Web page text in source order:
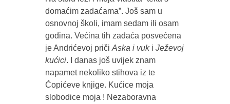
domaćim zadaćama”. Još sam u
osnovnoj školi, imam sedam ili osam
godina. Većina tih zadaća posvećena
je Andrićevoj priči Aska i vuki Ježevoj
kućici. I danas još uvijek znam
napamet nekoliko stihova iz te
Ćopićeve knjige. Kućice moja
slobodice moja ! Nezaboravna